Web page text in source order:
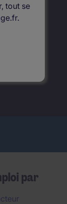
par
tout se